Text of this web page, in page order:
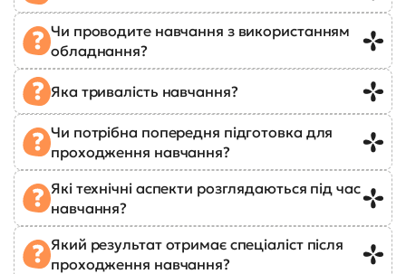
Чи проводите навчання з використанням
обладнання?
Яка тривалість навчання?
Чи потрібна попередня підготовка для
проходження навчання?
Які технічні аспекти розглядаються під час
навчання?
Який результат отримає спеціаліст після
проходження навчання?